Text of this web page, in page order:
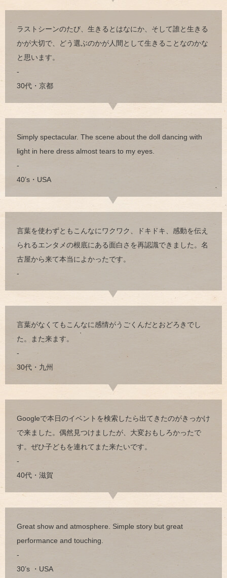
ラストシーンのたび、生きるとはなにか、そして誰と生きる
かが大切で、どう選ぶのかが人間として生きることなのかな
と思います。
-
30代・京都
Simply spectacular. The scene about the doll dancing with
light in here dress almost tears to my eyes.
-
40’s・USA
言葉を使わずともこんなにワクワク、ドキドキ、感動を伝え
られるエンタメの根底にある面白さを再認識できました。名
古屋から来て本当によかったです。
-
言葉がなくてもこんなに感情がうごくんだとおどろきでし
た。また来ます。
-
30代・九州
Googleで本日のイベントを検索したら出てきたのがきっかけ
で来ました。偶然見つけましたが、大変おもしろかったで
す。ぜひ子どもを連れてまた来たいです。
-
40代・滋賀
Great show and atmosphere. Simple story but great
performance and touching.
-
30’s ・USA